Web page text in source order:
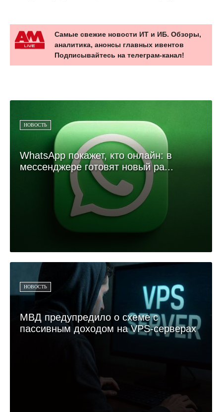
Самые свежие новости ИТ и ИБ. Обзоры,
аналитика, анонсы главных ивентов
Подписывайтесь на телеграм-канал!
НОВОСТЬ
WhatsApp покажет, кто онлайн: в
мессенджере готовят новый ра...
НОВОСТЬ
МВД предупредило о схеме с
пассивным доходом на VPS-серверах